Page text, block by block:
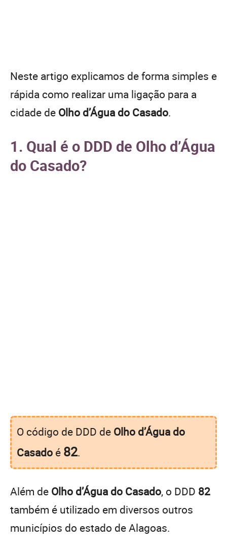
Neste artigo explicamos de forma simples e
rápida como realizar uma ligação para a
cidade de Olho d’Água do Casado.
1. Qual é o DDD de Olho d’Água
do Casado?
O código de DDD de Olho d’Água do
Casado é 82.
Além de Olho d’Água do Casado, o DDD 82
também é utilizado em diversos outros
municípios do estado de Alagoas.